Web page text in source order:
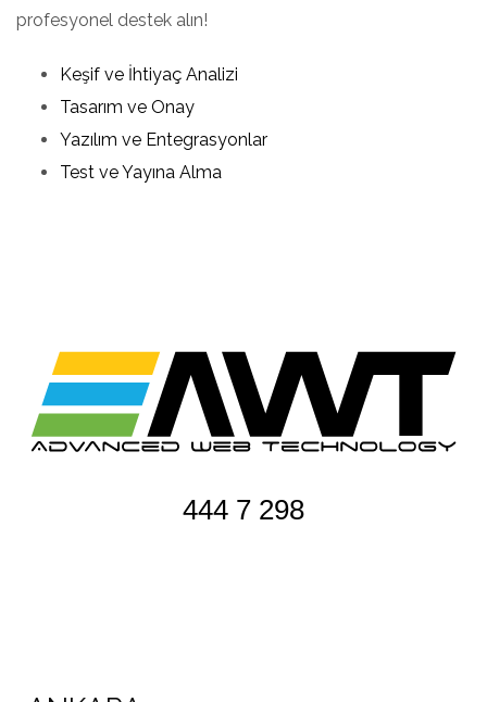
profesyonel destek alın!
Keşif ve İhtiyaç Analizi
Tasarım ve Onay
Yazılım ve Entegrasyonlar
Test ve Yayına Alma
444 7 298